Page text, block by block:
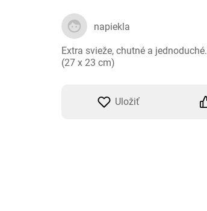
napiekla
Extra svieže, chutné a jednoduché.
(27 x 23 cm)
Uložiť